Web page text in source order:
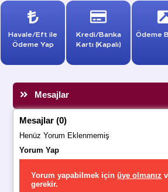
Havale/Eft ile
Ödeme Yap
Kredi/Banka
Kartı (Kapalı)
Ödeme
Mesajlar
Mesajlar (0)
Henüz Yorum Eklenmemiş
Yorum Yap
Yorum yapabilmek içinüye olmanız
gerekir.